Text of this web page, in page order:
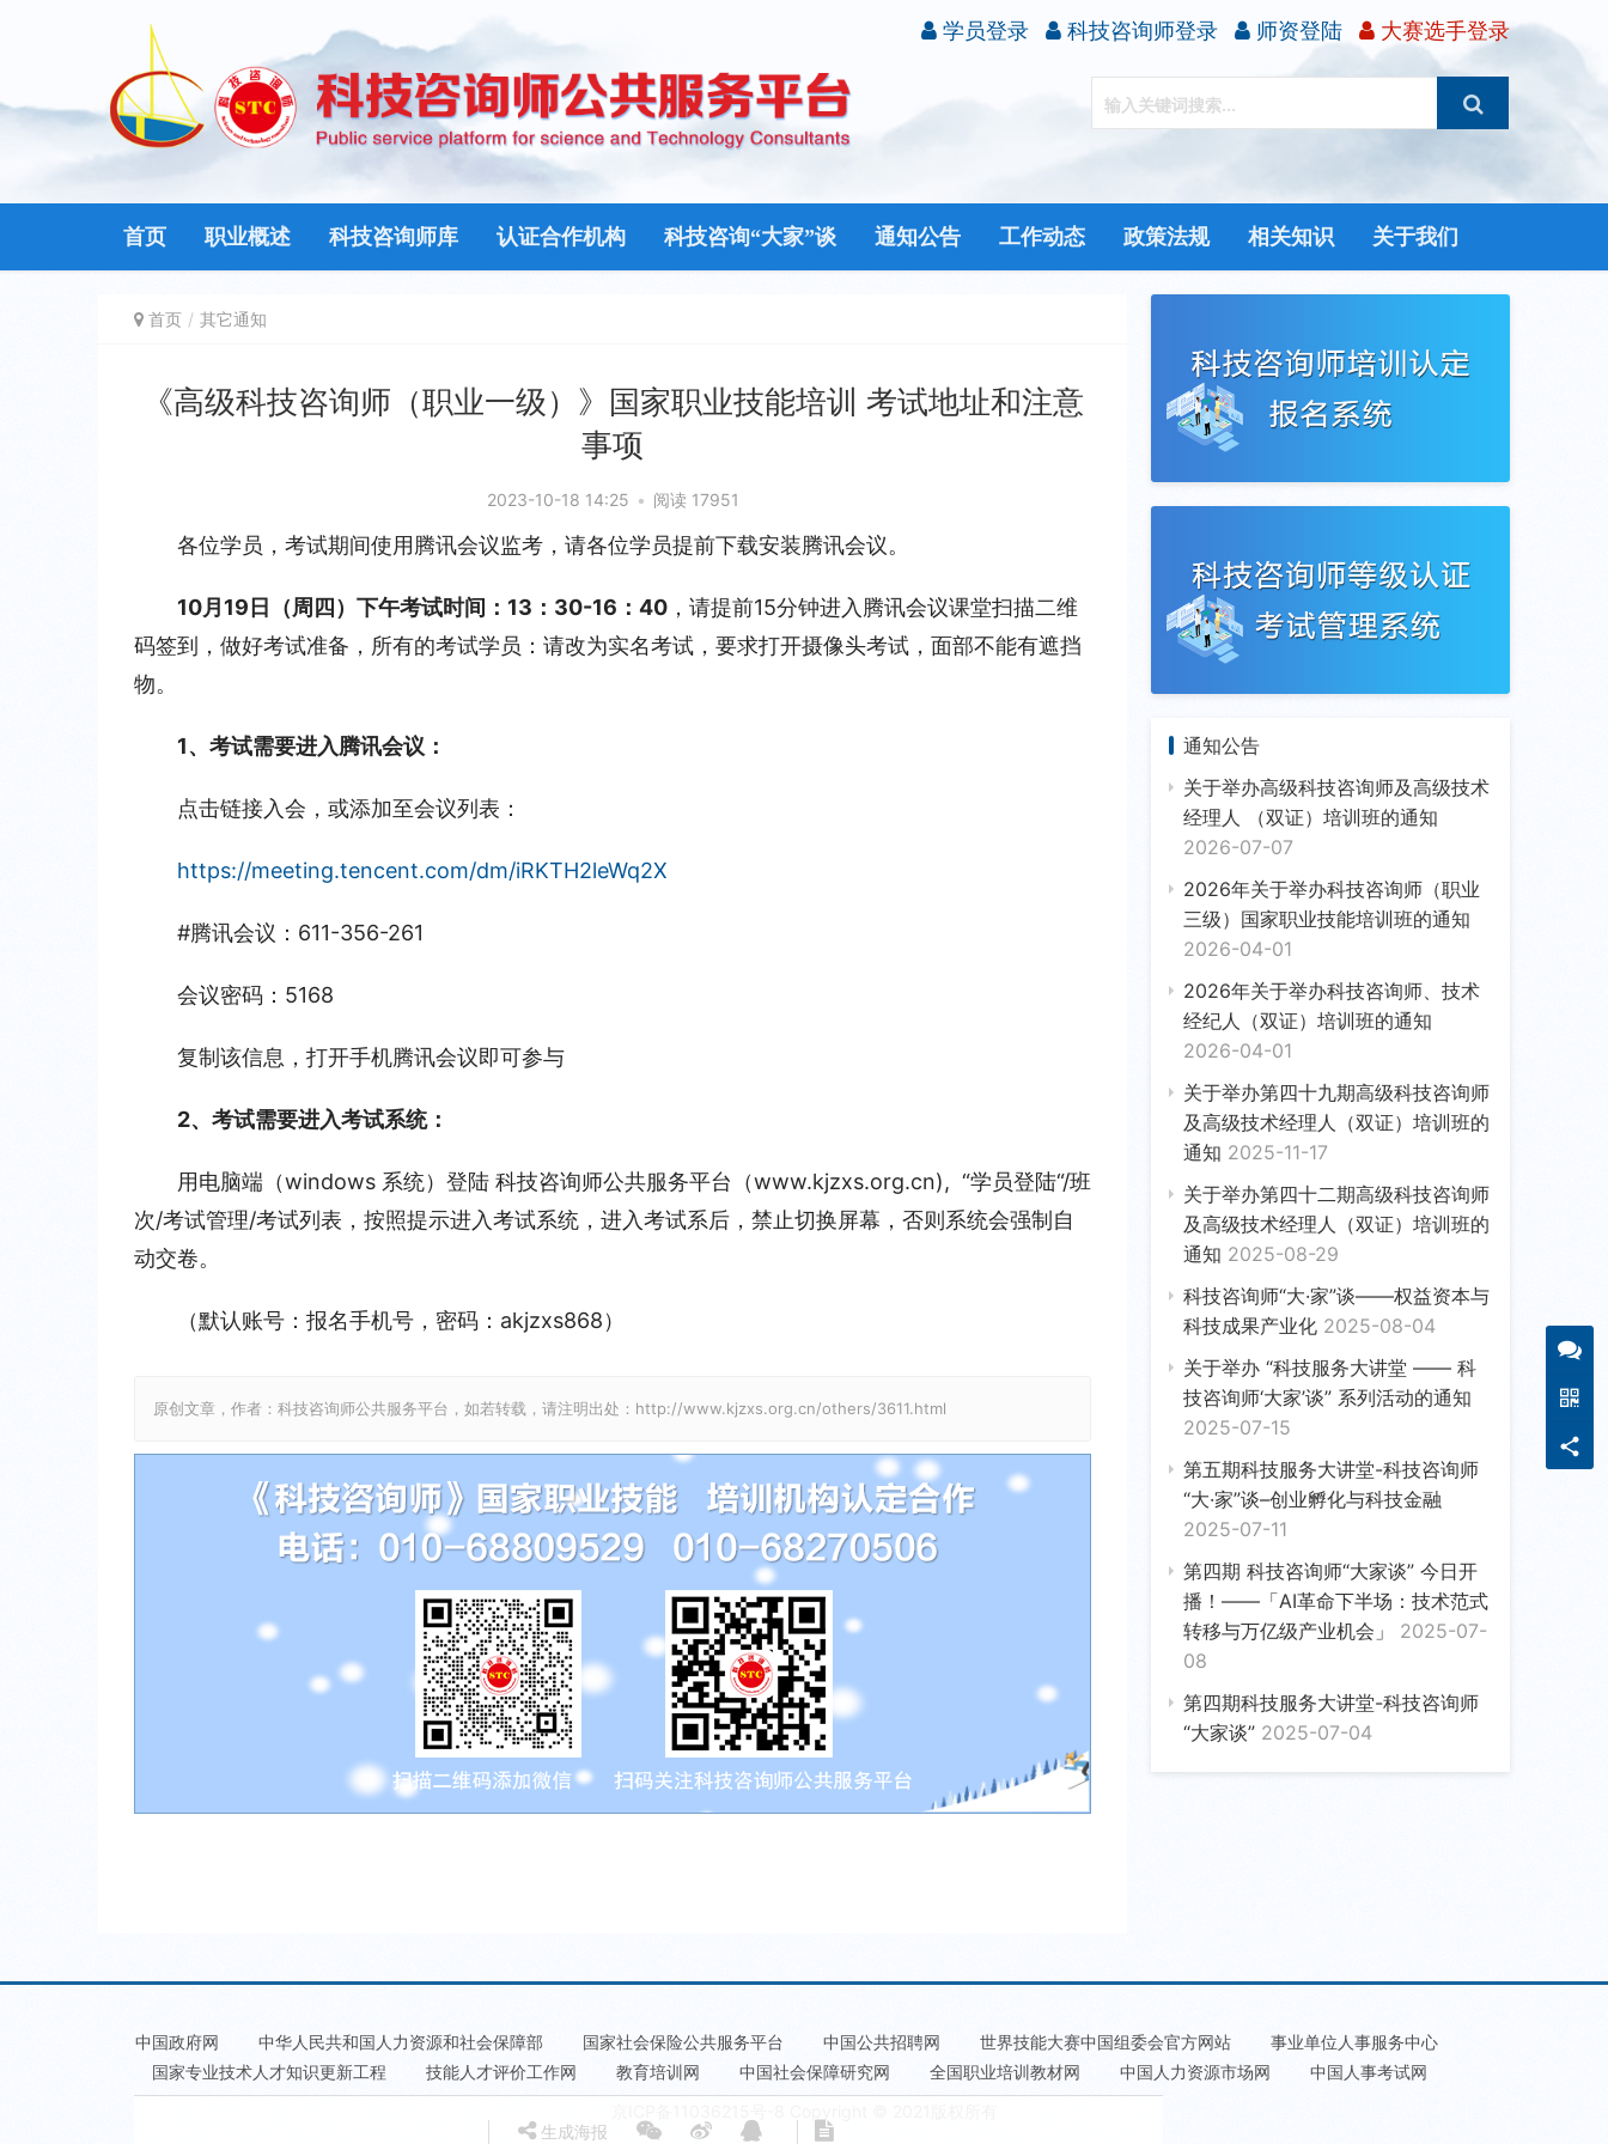
学员登录 科技咨询师登录 师资登陆 大赛选手登录
首页 职业概述 科技咨询师库 认证合作机构 科技咨询“大家”谈 通知公告 工作动态 政策法规 相关知识 关于我们
首页 其它通知
《高级科技咨询师（职业一级）》国家职业技能培训 考试地址和注意
事项
2023-10-18 14:25 • 阅读 17951
各位学员，考试期间使用腾讯会议监考，请各位学员提前下载安装腾讯会议。
10月19日（周四）下午考试时间：13：30-16：40 ，请提前15分钟进入腾讯会议课堂扫描二维
码签到，做好考试准备，所有的考试学员：请改为实名考试，要求打开摄像头考试，面部不能有遮挡
物。
1、考试需要进入腾讯会议：
点击链接入会，或添加至会议列表：
https://meeting.tencent.com/dm/iRKTH2leWq2X
#腾讯会议：611-356-261
会议密码：5168
复制该信息，打开手机腾讯会议即可参与
2、考试需要进入考试系统：
用电脑端（windows 系统）登陆 科技咨询师公共服务平台（www.kjzxs.org.cn),  “学员登陆“/班
次/考试管理/考试列表，按照提示进入考试系统，进入考试系后，禁止切换屏幕，否则系统会强制自
动交卷。
（默认账号：报名手机号，密码：akjzxs868）
原创文章，作者：科技咨询师公共服务平台，如若转载，请注明出处：http://www.kjzxs.org.cn/others/3611.html
生成海报
通知公告
关于举办高级科技咨询师及高级技术
经理人 （双证）培训班的通知
2026-07-07
2026年关于举办科技咨询师（职业
三级）国家职业技能培训班的通知
2026-04-01
2026年关于举办科技咨询师、技术
经纪人（双证）培训班的通知
2026-04-01
关于举办第四十九期高级科技咨询师
及高级技术经理人（双证）培训班的
通知 2025-11-17
关于举办第四十二期高级科技咨询师
及高级技术经理人（双证）培训班的
通知 2025-08-29
科技咨询师“大·家”谈——权益资本与
科技成果产业化 2025-08-04
关于举办 “科技服务大讲堂 —— 科
技咨询师‘大家’谈” 系列活动的通知
2025-07-15
第五期科技服务大讲堂-科技咨询师
“大·家”谈–创业孵化与科技金融
2025-07-11
第四期 科技咨询师“大家谈” 今日开
播！——「AI革命下半场：技术范式
转移与万亿级产业机会」 2025-07-
08
第四期科技服务大讲堂-科技咨询师
“大家谈” 2025-07-04
中国政府网 中华人民共和国人力资源和社会保障部 国家社会保险公共服务平台 中国公共招聘网 世界技能大赛中国组委会官方网站
事业单位人事服务中心
国家专业技术人才知识更新工程
技能人才评价工作网 教育培训网 中国社会保障研究网 全国职业培训教材网 中国人力资源市场网
中国人事考试网